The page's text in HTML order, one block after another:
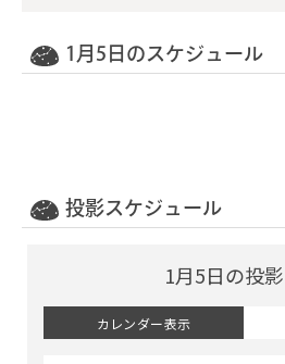
1月5日のスケジュール
投影スケジュール
1月5日の投
カレンダー表示